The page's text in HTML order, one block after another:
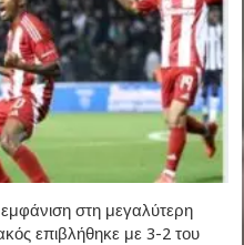
στη μεγαλύτερη
επιβλήθηκε με 3-2 του